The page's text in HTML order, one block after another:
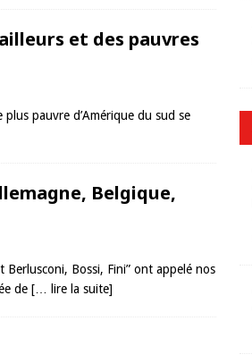
et des pauvres
pauvre d’Amérique du sud se
Belgique,
Bossi, Fini” ont appelé nos
de [… lire la suite]